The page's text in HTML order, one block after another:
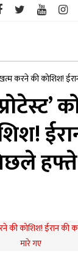
खत्म करने की कोशिश!